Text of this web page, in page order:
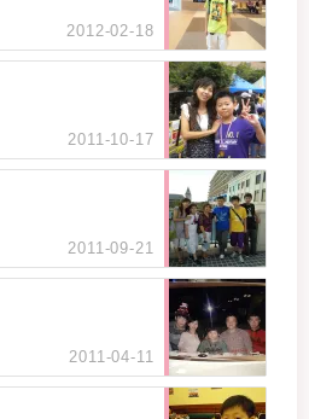
2012-02-18
2011-10-17
2011-09-21
2011-04-11